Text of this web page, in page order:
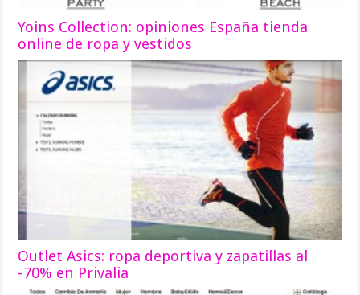
Yoins Collection: opiniones España tienda
online de ropa y vestidos
Outlet Asics: ropa deportiva y zapatillas al
-70% en Privalia